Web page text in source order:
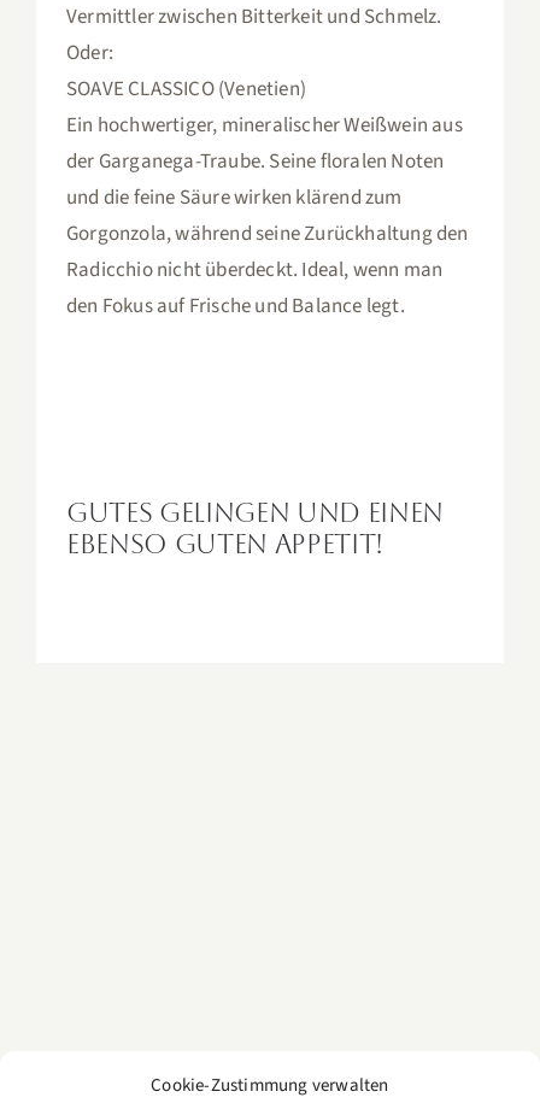
Cookie-Zustimmung verwalten
Vermittler zwischen Bitterkeit und Schmelz.
Oder:
SOAVE CLASSICO (Venetien)
Ein hochwertiger, mineralischer Weißwein aus
der Garganega-Traube. Seine floralen Noten
und die feine Säure wirken klärend zum
Gorgonzola, während seine Zurückhaltung den
Radicchio nicht überdeckt. Ideal, wenn man
den Fokus auf Frische und Balance legt.
Gutes Gelingen und einen
ebenso guten Appetit!